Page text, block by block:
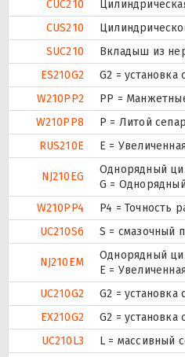
CUC210
CUS210
SUC210
Вкладыш из
ES210G2
G2 =
W210PP2
PP =
W210PP8
P = Литой
RUS210E
Е =
NJ210EG
Однорядный
G =
W210PP4
P4 = Точность
UC210S6
S = смазочный
NJ210EM
Однорядный
E =
UC210G2
G2 =
EX210G2
G2 =
UC210L3
L = массивный